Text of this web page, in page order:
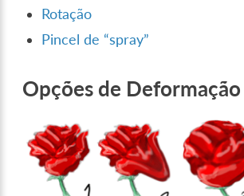
Rotação
Pincel de “spray”
Opções de Deformação